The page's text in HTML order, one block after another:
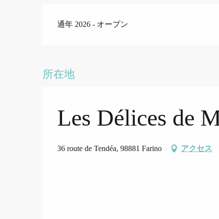
通年 2026 - オープン
所在地
Les Délices de
36 route de Tendéa, 98881 Farino アクセス